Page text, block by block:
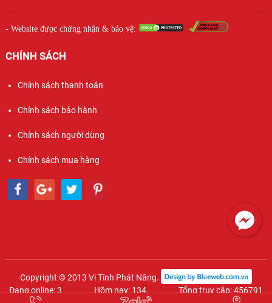
- Website được chứng nhận & bảo vệ:
CHÍNH SÁCH
Chính sách thanh toán
Chính sách bảo hành
Chính sách người dùng
Chính sách mua hàng
Copyright © 2013 Vi Tính Phát Năng.
Đang online: 3
Hôm nay: 134 Tổng truy cập: 456791